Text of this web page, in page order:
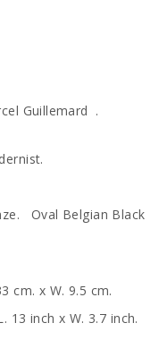
Guillemard .
Oval Belgian Black
cm. x W. 9.5 cm.
13 inch x W. 3.7 inch.